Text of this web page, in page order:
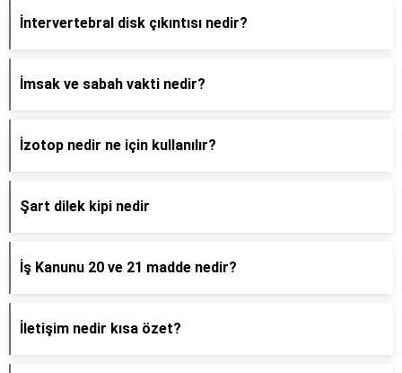
İntervertebral disk çıkıntısı nedir?
İmsak ve sabah vakti nedir?
İzotop nedir ne için kullanılır?
Şart dilek kipi nedir
İş Kanunu 20 ve 21 madde nedir?
İletişim nedir kısa özet?